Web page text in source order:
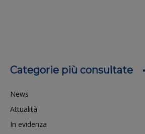
Categorie più consultate
News
Attualità
In evidenza